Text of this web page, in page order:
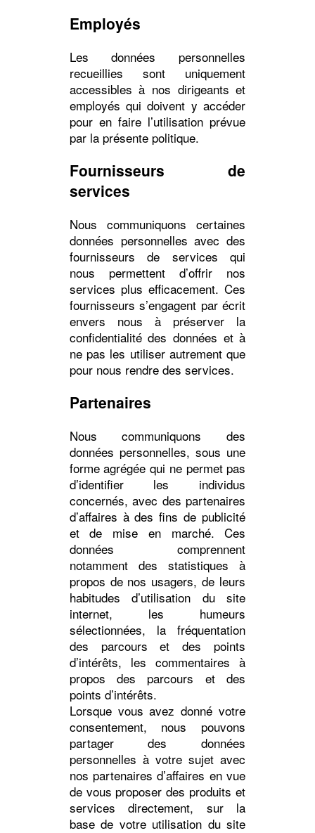
Employés
Les données personnelles
recueillies sont uniquement
accessibles à nos dirigeants et
employés qui doivent y accéder
pour en faire l’utilisation prévue
par la présente politique.
Fournisseurs de
services
Nous communiquons certaines
données personnelles avec des
fournisseurs de services qui
nous permettent d’offrir nos
services plus efficacement. Ces
fournisseurs s’engagent par écrit
envers nous à préserver la
confidentialité des données et à
ne pas les utiliser autrement que
pour nous rendre des services.
Partenaires
Nous communiquons des
données personnelles, sous une
forme agrégée qui ne permet pas
d’identifier les individus
concernés, avec des partenaires
d’affaires à des fins de publicité
et de mise en marché. Ces
données comprennent
notamment des statistiques à
propos de nos usagers, de leurs
habitudes d’utilisation du site
internet, les humeurs
sélectionnées, la fréquentation
des parcours et des points
d’intérêts, les commentaires à
propos des parcours et des
points d’intérêts.
Lorsque vous avez donné votre
consentement, nous pouvons
partager des données
personnelles à votre sujet avec
nos partenaires d’affaires en vue
de vous proposer des produits et
services directement, sur la
base de votre utilisation du site